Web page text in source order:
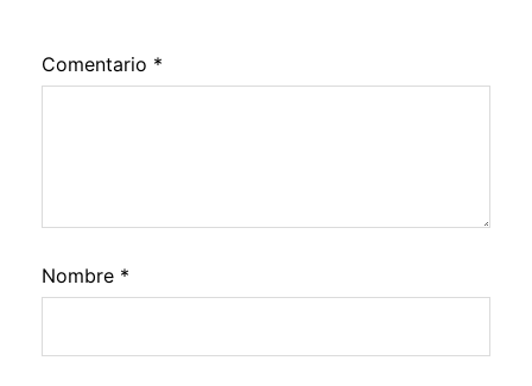
Comentario *
Nombre *